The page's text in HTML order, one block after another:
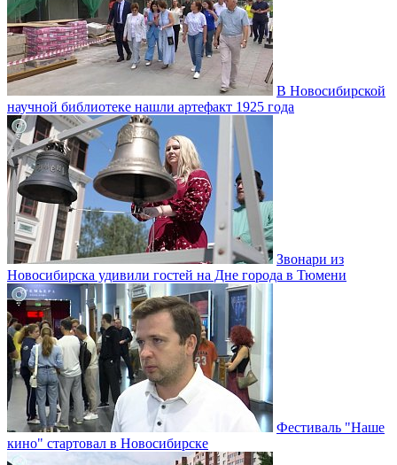
В Новосибирской
научной библиотеке нашли артефакт 1925 года
Звонари из
Новосибирска удивили гостей на Дне города в Тюмени
Фестиваль "Наше
кино" стартовал в Новосибирске